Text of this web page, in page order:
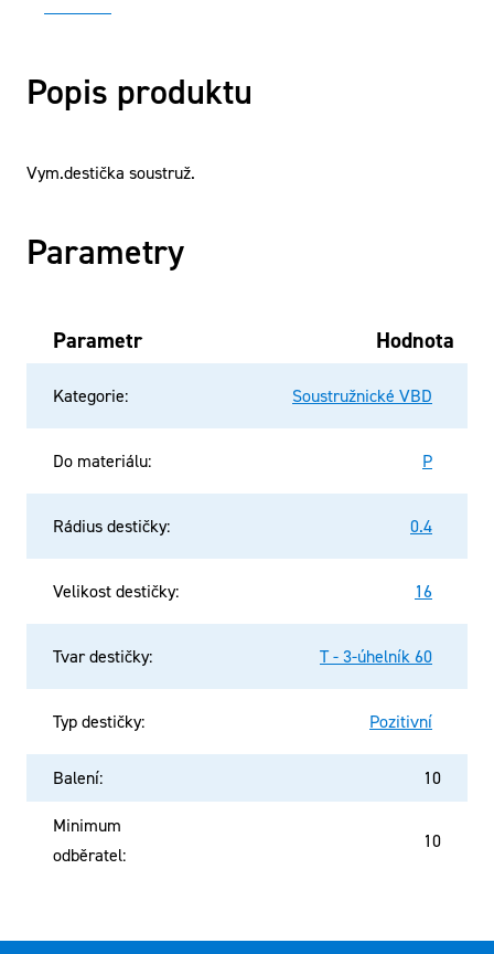
Popis produktu
Vym.destička soustruž.
Parametry
Parametr Hodnota
Kategorie: Soustružnické VBD
Do materiálu: P
Rádius destičky: 0.4
Velikost destičky: 16
Tvar destičky: T - 3-úhelník 60
Typ destičky: Pozitivní
Balení: 10
Minimum
odběratel:
10